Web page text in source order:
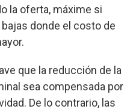
la oferta, máxime si
donde el costo de
que la reducción de la
sea compensada por
De lo contrario, las